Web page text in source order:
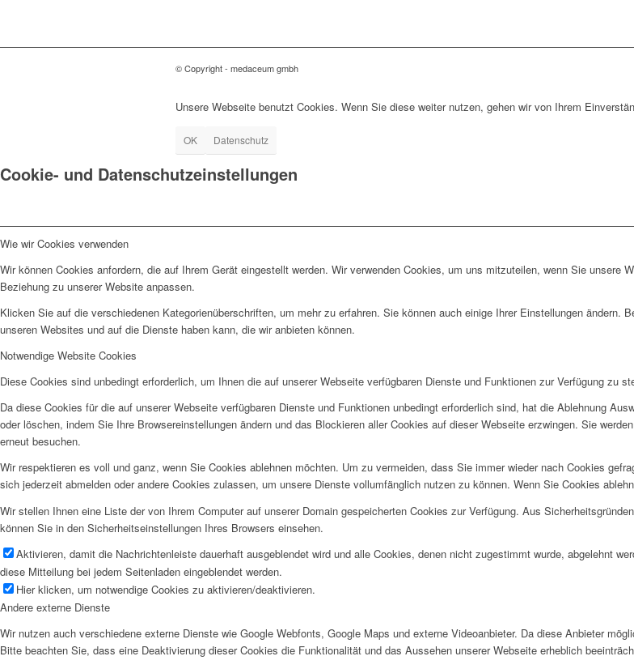
© Copyright - medaceum gmbh
Unsere Webseite benutzt Cookies. Wenn Sie diese weiter nutzen, gehen wir von Ihrem
OK Datenschutz
Cookie- und Datenschutzeinstellungen
Wie wir Cookies verwenden
Wir können Cookies anfordern, die auf Ihrem Gerät eingestellt werden. Wir verwenden Cookies, um uns mitzuteilen, wenn Sie
Beziehung zu unserer Website anpassen.
Klicken Sie auf die verschiedenen Kategorienüberschriften, um mehr zu erfahren. Sie können auch einige Ihrer Einstellungen
unseren Websites und auf die Dienste haben kann, die wir anbieten können.
Notwendige Website Cookies
Diese Cookies sind unbedingt erforderlich, um Ihnen die auf unserer Webseite verfügbaren Dienste und Funktionen zur Verfügung zu
Da diese Cookies für die auf unserer Webseite verfügbaren Dienste und Funktionen unbedingt erforderlich sind, hat die Ablehnung
oder löschen, indem Sie Ihre Browsereinstellungen ändern und das Blockieren aller Cookies auf dieser Webseite erzwingen. Sie
erneut besuchen.
Wir respektieren es voll und ganz, wenn Sie Cookies ablehnen möchten. Um zu vermeiden, dass Sie immer wieder nach Cookies
sich jederzeit abmelden oder andere Cookies zulassen, um unsere Dienste vollumfänglich nutzen zu können. Wenn Sie Cookies
Wir stellen Ihnen eine Liste der von Ihrem Computer auf unserer Domain gespeicherten Cookies zur Verfügung. Aus
können Sie in den Sicherheitseinstellungen Ihres Browsers einsehen.
Aktivieren, damit die Nachrichtenleiste dauerhaft ausgeblendet wird und alle Cookies, denen nicht zugestimmt wurde, abgelehnt
diese Mitteilung bei jedem Seitenladen eingeblendet werden.
Hier klicken, um notwendige Cookies zu aktivieren/deaktivieren.
Andere externe Dienste
Wir nutzen auch verschiedene externe Dienste wie Google Webfonts, Google Maps und externe Videoanbieter. Da diese Anbieter
Bitte beachten Sie, dass eine Deaktivierung dieser Cookies die Funktionalität und das Aussehen unserer Webseite erheblich